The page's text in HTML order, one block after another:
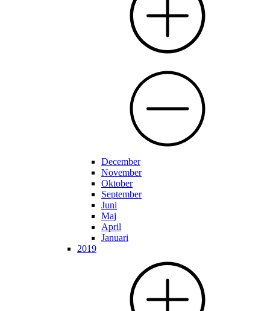
December
November
Oktober
September
Juni
Maj
April
Januari
2019